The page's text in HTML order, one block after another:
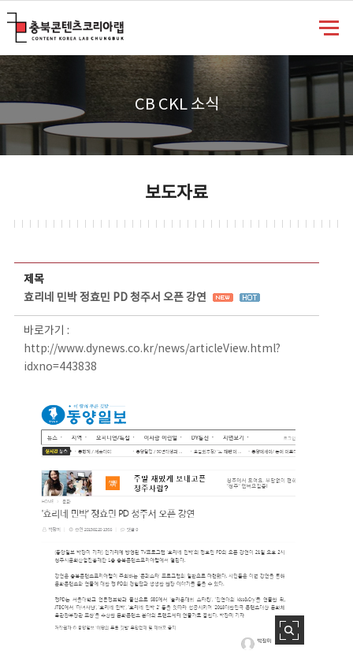
CB CKL 소식
보도자료
제목
효리네 민박 정효민 PD 청주서 오픈 강연
바로가기 :
http://www.dynews.co.kr/news/articleView.html?
idxno=443838